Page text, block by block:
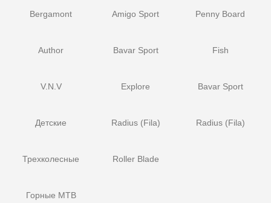
Bergamont
Author
V.N.V
Детские
Трехколесные
Горные MTB
Amigo Sport
Bavar Sport
Explore
Radius (Fila)
Roller Blade
Penny Board
Fish
Bavar Sport
Radius (Fila)